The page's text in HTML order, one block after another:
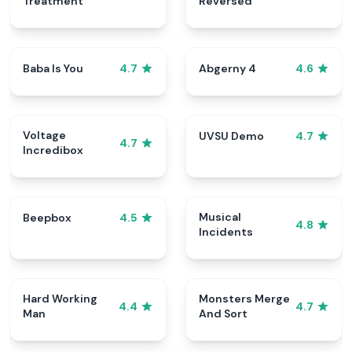
Baba Is You 4.7 Abgerny 4 4.6
Voltage
Incredibox
4.7
UVSU Demo 4.7
Beepbox 4.5
Musical
Incidents
4.8
Hard Working
Man
4.4
Monsters Merge
And Sort
4.7